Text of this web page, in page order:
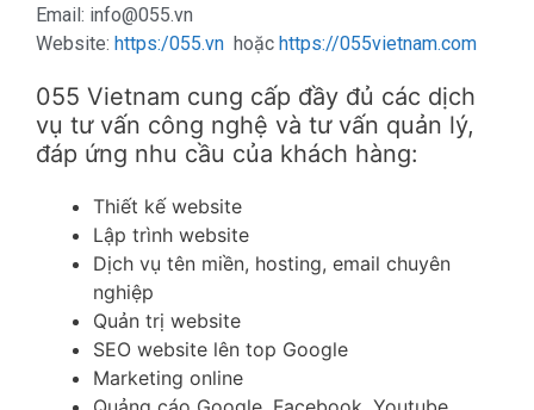
Email: info@055.vn
Website: https:/055.vn hoặc https://055vietnam.com
055 Vietnam cung cấp đầy đủ các dịch
vụ tư vấn công nghệ và tư vấn quản lý,
đáp ứng nhu cầu của khách hàng:
Thiết kế website
Lập trình website
Dịch vụ tên miền, hosting, email chuyên
nghiệp
Quản trị website
SEO website lên top Google
Marketing online